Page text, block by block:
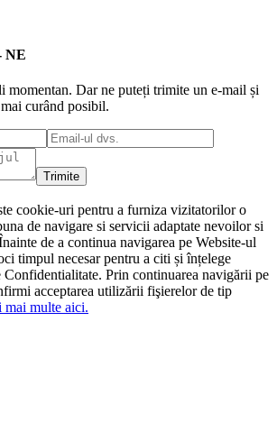
NE
momentan. Dar ne puteți trimite un e-mail și
curând posibil.
Trimite
cookie-uri pentru a furniza vizitatorilor o
de navigare si servicii adaptate nevoilor si
de a continua navigarea pe Website-ul
timpul necesar pentru a citi și înțelege
Prin continuarea navigării pe
acceptarea utilizării fişierelor de tip
mai multe aici.